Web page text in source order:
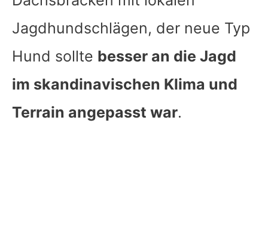
Jagdhundschlägen, der neue Typ
Hund sollte besser an die Jagd
im skandinavischen Klima und
Terrain angepasst war.